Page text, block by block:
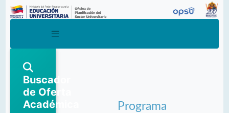
Buscador
de Oferta
Académica
Programa